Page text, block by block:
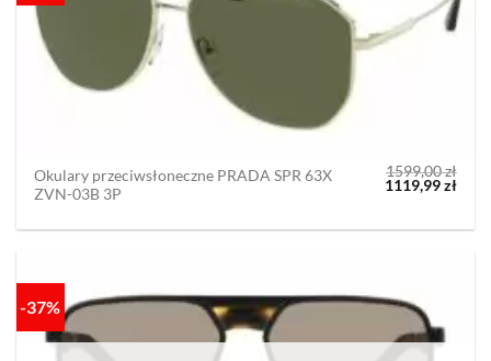
Okulary przeciwsłoneczne PRADA SPR 63X
ZVN-03B 3P
1599,00zł
Pierwotna
1599,00 zł.
1119,99zł
-37%